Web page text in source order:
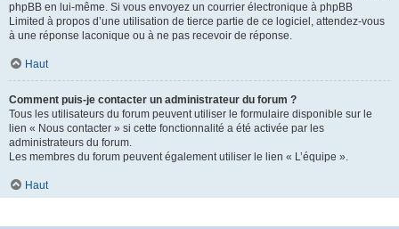
phpBB en lui-même. Si vous envoyez un courrier électronique à phpBB
Limited à propos d’une utilisation de tierce partie de ce logiciel, attendez-vous
à une réponse laconique ou à ne pas recevoir de réponse.
Haut
Comment puis-je contacter un administrateur du forum ?
Tous les utilisateurs du forum peuvent utiliser le formulaire disponible sur le
lien « Nous contacter » si cette fonctionnalité a été activée par les
administrateurs du forum.
Les membres du forum peuvent également utiliser le lien « L’équipe ».
Haut